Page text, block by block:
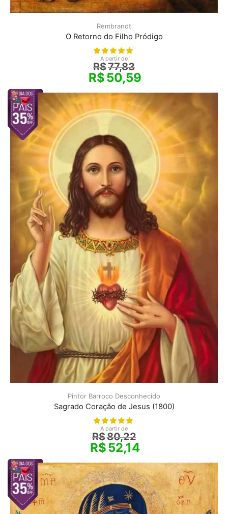
Rembrandt
O Retorno do Filho Pródigo
A partir de
R$77,83
R$50,59
Pintor Barroco Desconhecido
Sagrado Coração de Jesus (1800)
A partir de
R$80,22
R$52,14